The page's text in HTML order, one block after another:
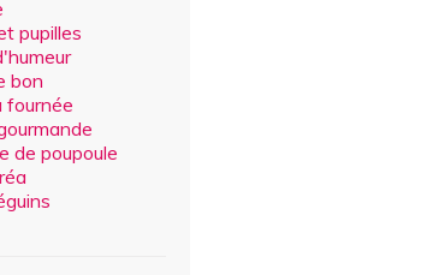
pupilles
bon
fournée
de poupoule